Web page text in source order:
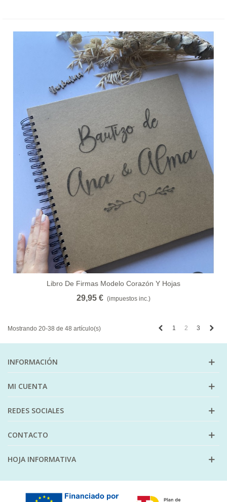
Libro De Firmas Modelo Corazón Y Hojas
29,95 € (impuestos inc.)
Mostrando 20-38 de 48 artículo(s) Anterior
1 2 3
INFORMACIÓN
MI CUENTA
REDES SOCIALES
CONTACTO
HOJA INFORMATIVA